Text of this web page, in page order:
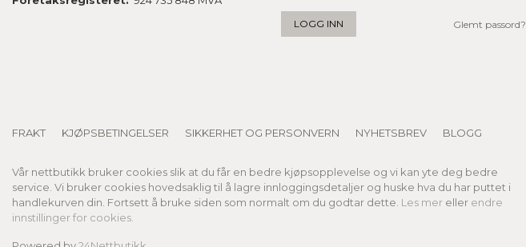
Glemt passord?
FRAKT KJØPSBETINGELSER SIKKERHET OG PERSONVERN NYHETSBREV BLOGG
Vår nettbutikk bruker cookies slik at du får en bedre kjøpsopplevelse og vi kan yte deg bedre
service. Vi bruker cookies hovedsaklig til å lagre innloggingsdetaljer og huske hva du har puttet i
handlekurven din. Fortsett å bruke siden som normalt om du godtar dette. Les mer eller endre
innstillinger for cookies.